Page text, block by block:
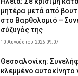
μητέρα μετά από
στο Βαρθολομιό –
σύζυγός της
10 Αυγούστου 2026 09:07
Θεσσαλονίκη:
κλεμμένο αυτοκίνητο